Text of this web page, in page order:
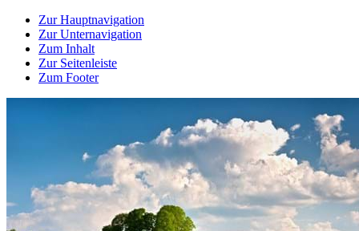
Zur Hauptnavigation
Zur Unternavigation
Zum Inhalt
Zur Seitenleiste
Zum Footer